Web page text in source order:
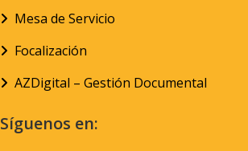
Mesa de Servicio
Focalización
AZDigital – Gestión Documental
Síguenos en: